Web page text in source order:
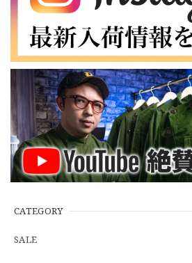
CATEGORY
SALE
2026/07/14
３.1947 New York Cubans
2026/07/01